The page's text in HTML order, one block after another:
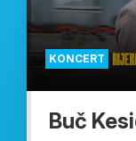
KONCERT
Buč